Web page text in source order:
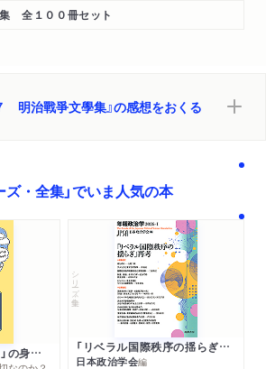
フオン、カール、フローレンツ）
（Ａ・シンチンガー）
芳男・田熊渭津子編）
全１００冊セット
明治戰爭文學集』の感想をおくる
ズ・全集」でいま人気の本
ＡＩにはない「思考力」の身につけ方
シリーズ・全集
「リベラル国際秩序の揺らぎ」再考 年報政治学２０２６‐Ⅰ
日本政治学会編